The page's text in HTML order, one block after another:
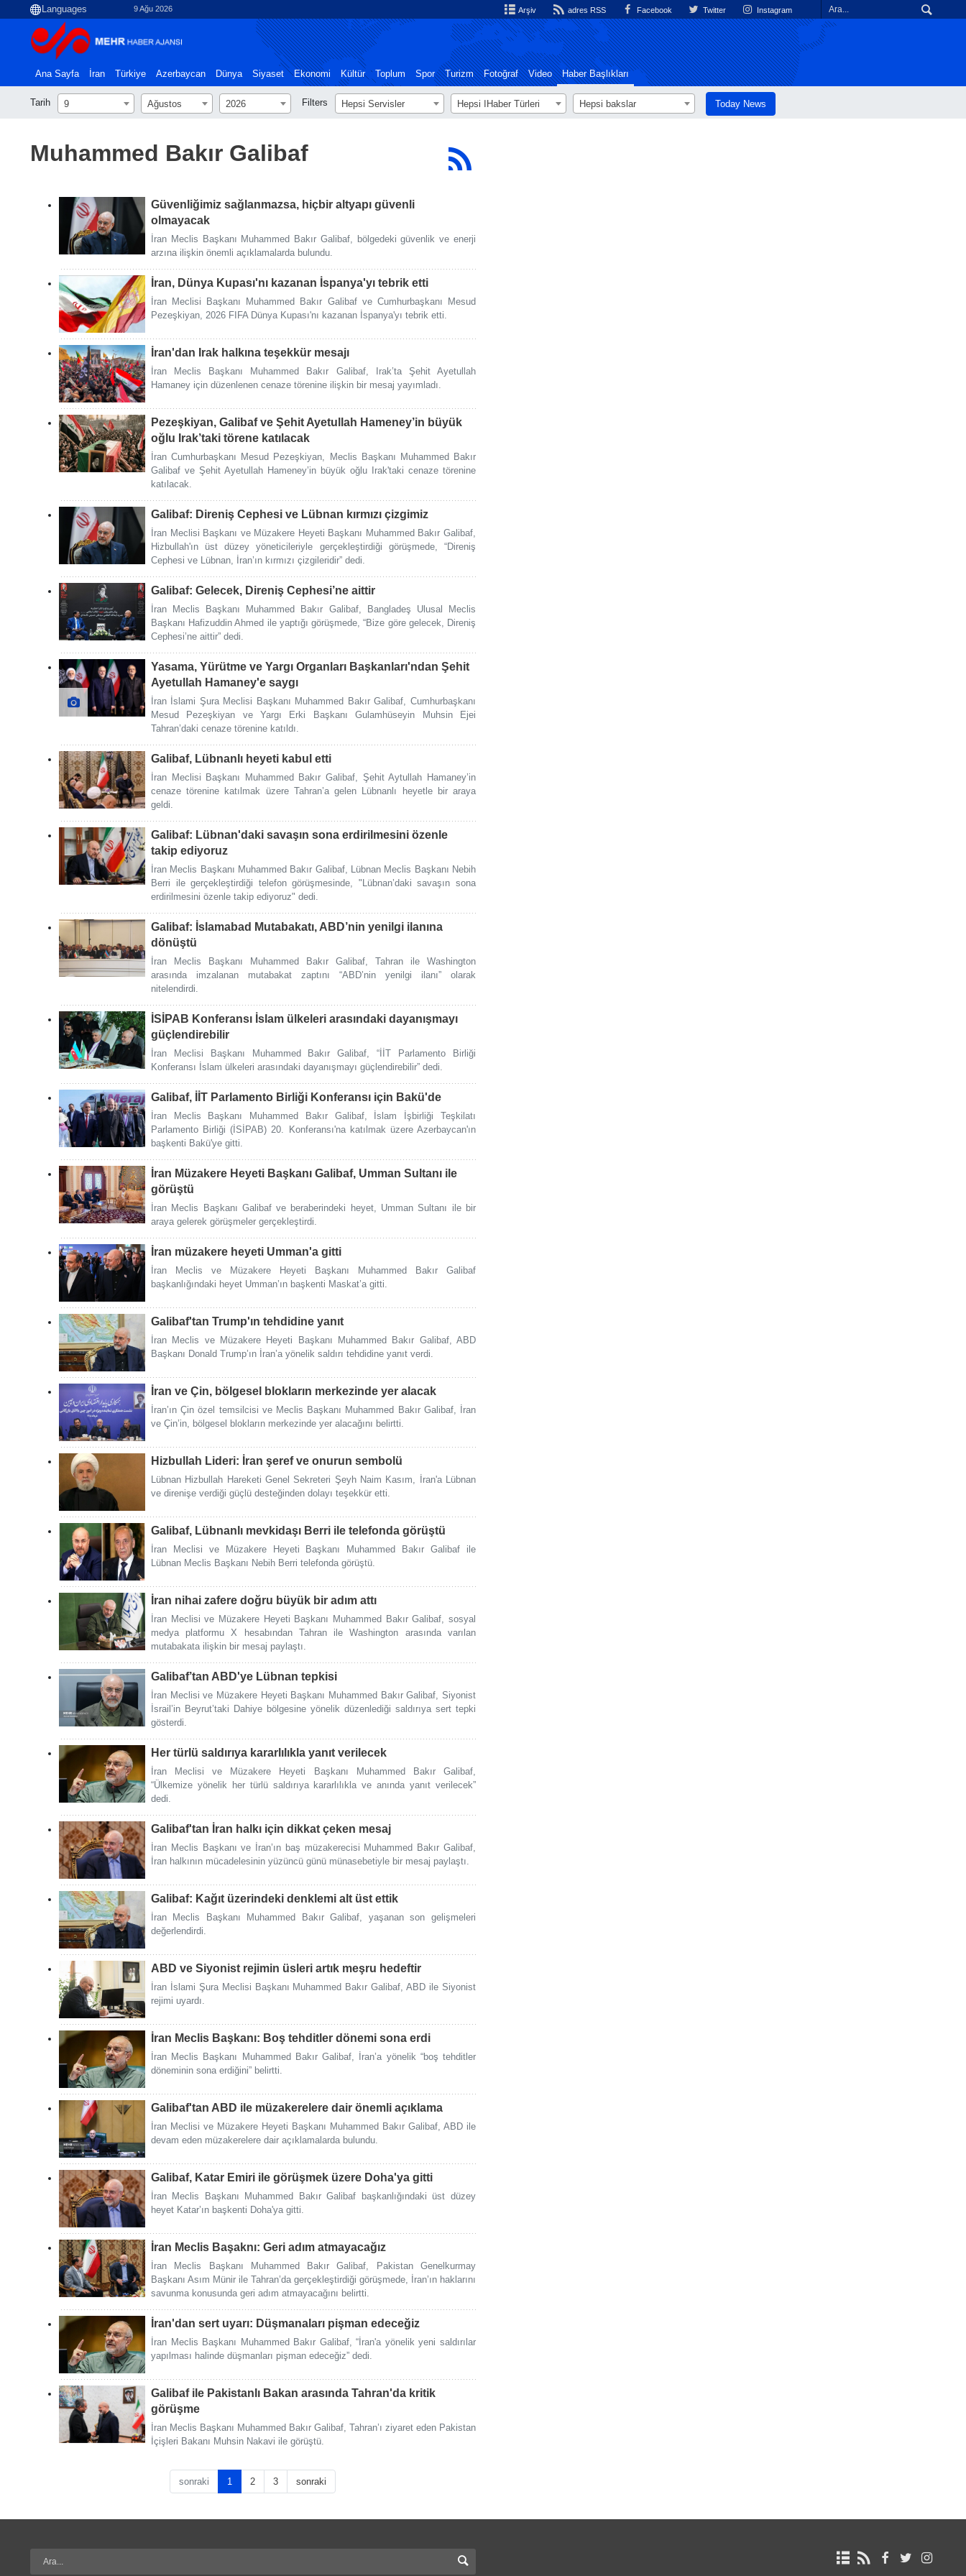
9 Ağu 2026 Arşiv adres RSS Facebook Twitter Instagram
Ana Sayfa İran Türkiye Azerbaycan Dünya Siyaset Ekonomi Kültür Toplum Spor Turizm Fotoğraf Video Haber Başlıkları
Tarih 9 Ağustos 2026 Filters Hepsi Servisler Hepsi اHaber Türleri Hepsi bakslar Today News
Muhammed Bakır Galibaf
Güvenliğimiz sağlanmazsa, hiçbir altyapı güvenli
olmayacak
İran Meclis Başkanı Muhammed Bakır Galibaf, bölgedeki güvenlik ve enerji
arzına ilişkin önemli açıklamalarda bulundu.
İran, Dünya Kupası'nı kazanan İspanya'yı tebrik etti
İran Meclisi Başkanı Muhammed Bakır Galibaf ve Cumhurbaşkanı Mesud
Pezeşkiyan, 2026 FIFA Dünya Kupası'nı kazanan İspanya'yı tebrik etti.
İran'dan Irak halkına teşekkür mesajı
İran Meclis Başkanı Muhammed Bakır Galibaf, Irak’ta Şehit Ayetullah
Hamaney için düzenlenen cenaze törenine ilişkin bir mesaj yayımladı.
Pezeşkiyan, Galibaf ve Şehit Ayetullah Hameney’in büyük
oğlu Irak’taki törene katılacak
İran Cumhurbaşkanı Mesud Pezeşkiyan, Meclis Başkanı Muhammed Bakır
Galibaf ve Şehit Ayetullah Hameney’in büyük oğlu Irak'taki cenaze törenine
katılacak.
Galibaf: Direniş Cephesi ve Lübnan kırmızı çizgimiz
İran Meclisi Başkanı ve Müzakere Heyeti Başkanı Muhammed Bakır Galibaf,
Hizbullah'ın üst düzey yöneticileriyle gerçekleştirdiği görüşmede, “Direniş
Cephesi ve Lübnan, İran’ın kırmızı çizgileridir” dedi.
Galibaf: Gelecek, Direniş Cephesi’ne aittir
İran Meclis Başkanı Muhammed Bakır Galibaf, Bangladeş Ulusal Meclis
Başkanı Hafizuddin Ahmed ile yaptığı görüşmede, “Bize göre gelecek, Direniş
Cephesi’ne aittir” dedi.
Yasama, Yürütme ve Yargı Organları Başkanları'ndan Şehit
Ayetullah Hamaney'e saygı
İran İslami Şura Meclisi Başkanı Muhammed Bakır Galibaf, Cumhurbaşkanı
Mesud Pezeşkiyan ve Yargı Erki Başkanı Gulamhüseyin Muhsin Ejei
Tahran’daki cenaze törenine katıldı.
Galibaf, Lübnanlı heyeti kabul etti
İran Meclisi Başkanı Muhammed Bakır Galibaf, Şehit Aytullah Hamaney’in
cenaze törenine katılmak üzere Tahran’a gelen Lübnanlı heyetle bir araya
geldi.
Galibaf: Lübnan'daki savaşın sona erdirilmesini özenle
takip ediyoruz
İran Meclis Başkanı Muhammed Bakır Galibaf, Lübnan Meclis Başkanı Nebih
Berri ile gerçekleştirdiği telefon görüşmesinde, "Lübnan’daki savaşın sona
erdirilmesini özenle takip ediyoruz" dedi.
Galibaf: İslamabad Mutabakatı, ABD’nin yenilgi ilanına
dönüştü
İran Meclis Başkanı Muhammed Bakır Galibaf, Tahran ile Washington
arasında imzalanan mutabakat zaptını “ABD’nin yenilgi ilanı” olarak
nitelendirdi.
İSİPAB Konferansı İslam ülkeleri arasındaki dayanışmayı
güçlendirebilir
İran Meclisi Başkanı Muhammed Bakır Galibaf, “İİT Parlamento Birliği
Konferansı İslam ülkeleri arasındaki dayanışmayı güçlendirebilir” dedi.
Galibaf, İİT Parlamento Birliği Konferansı için Bakü'de
İran Meclis Başkanı Muhammed Bakır Galibaf, İslam İşbirliği Teşkilatı
Parlamento Birliği (İSİPAB) 20. Konferansı'na katılmak üzere Azerbaycan'ın
başkenti Bakü'ye gitti.
İran Müzakere Heyeti Başkanı Galibaf, Umman Sultanı ile
görüştü
İran Meclis Başkanı Galibaf ve beraberindeki heyet, Umman Sultanı ile bir
araya gelerek görüşmeler gerçekleştirdi.
İran müzakere heyeti Umman'a gitti
İran Meclis ve Müzakere Heyeti Başkanı Muhammed Bakır Galibaf
başkanlığındaki heyet Umman’ın başkenti Maskat’a gitti.
Galibaf'tan Trump'ın tehdidine yanıt
İran Meclis ve Müzakere Heyeti Başkanı Muhammed Bakır Galibaf, ABD
Başkanı Donald Trump’ın İran’a yönelik saldırı tehdidine yanıt verdi.
İran ve Çin, bölgesel blokların merkezinde yer alacak
İran’ın Çin özel temsilcisi ve Meclis Başkanı Muhammed Bakır Galibaf, İran
ve Çin’in, bölgesel blokların merkezinde yer alacağını belirtti.
Hizbullah Lideri: İran şeref ve onurun sembolü
Lübnan Hizbullah Hareketi Genel Sekreteri Şeyh Naim Kasım, İran'a Lübnan
ve direnişe verdiği güçlü desteğinden dolayı teşekkür etti.
Galibaf, Lübnanlı mevkidaşı Berri ile telefonda görüştü
İran Meclisi ve Müzakere Heyeti Başkanı Muhammed Bakır Galibaf ile
Lübnan Meclis Başkanı Nebih Berri telefonda görüştü.
İran nihai zafere doğru büyük bir adım attı
İran Meclisi ve Müzakere Heyeti Başkanı Muhammed Bakır Galibaf, sosyal
medya platformu X hesabından Tahran ile Washington arasında varılan
mutabakata ilişkin bir mesaj paylaştı.
Galibaf’tan ABD'ye Lübnan tepkisi
İran Meclisi ve Müzakere Heyeti Başkanı Muhammed Bakır Galibaf, Siyonist
İsrail’in Beyrut’taki Dahiye bölgesine yönelik düzenlediği saldırıya sert tepki
gösterdi.
Her türlü saldırıya kararlılıkla yanıt verilecek
İran Meclisi ve Müzakere Heyeti Başkanı Muhammed Bakır Galibaf,
“Ülkemize yönelik her türlü saldırıya kararlılıkla ve anında yanıt verilecek”
dedi.
Galibaf'tan İran halkı için dikkat çeken mesaj
İran Meclis Başkanı ve İran’ın baş müzakerecisi Muhammed Bakır Galibaf,
İran halkının mücadelesinin yüzüncü günü münasebetiyle bir mesaj paylaştı.
Galibaf: Kağıt üzerindeki denklemi alt üst ettik
İran Meclis Başkanı Muhammed Bakır Galibaf, yaşanan son gelişmeleri
değerlendirdi.
ABD ve Siyonist rejimin üsleri artık meşru hedeftir
İran İslami Şura Meclisi Başkanı Muhammed Bakır Galibaf, ABD ile Siyonist
rejimi uyardı.
İran Meclis Başkanı: Boş tehditler dönemi sona erdi
İran Meclis Başkanı Muhammed Bakır Galibaf, İran’a yönelik “boş tehditler
döneminin sona erdiğini” belirtti.
Galibaf'tan ABD ile müzakerelere dair önemli açıklama
İran Meclisi ve Müzakere Heyeti Başkanı Muhammed Bakır Galibaf, ABD ile
devam eden müzakerelere dair açıklamalarda bulundu.
Galibaf, Katar Emiri ile görüşmek üzere Doha'ya gitti
İran Meclis Başkanı Muhammed Bakır Galibaf başkanlığındaki üst düzey
heyet Katar’ın başkenti Doha'ya gitti.
İran Meclis Başaknı: Geri adım atmayacağız
İran Meclis Başkanı Muhammed Bakır Galibaf, Pakistan Genelkurmay
Başkanı Asım Münir ile Tahran’da gerçekleştirdiği görüşmede, İran’ın haklarını
savunma konusunda geri adım atmayacağını belirtti.
İran'dan sert uyarı: Düşmanaları pişman edeceğiz
İran Meclis Başkanı Muhammed Bakır Galibaf, “İran'a yönelik yeni saldırılar
yapılması halinde düşmanları pişman edeceğiz” dedi.
Galibaf ile Pakistanlı Bakan arasında Tahran'da kritik
görüşme
İran Meclis Başkanı Muhammed Bakır Galibaf, Tahran’ı ziyaret eden Pakistan
İçişleri Bakanı Muhsin Nakavi ile görüştü.
sonraki 1 2 3 sonraki